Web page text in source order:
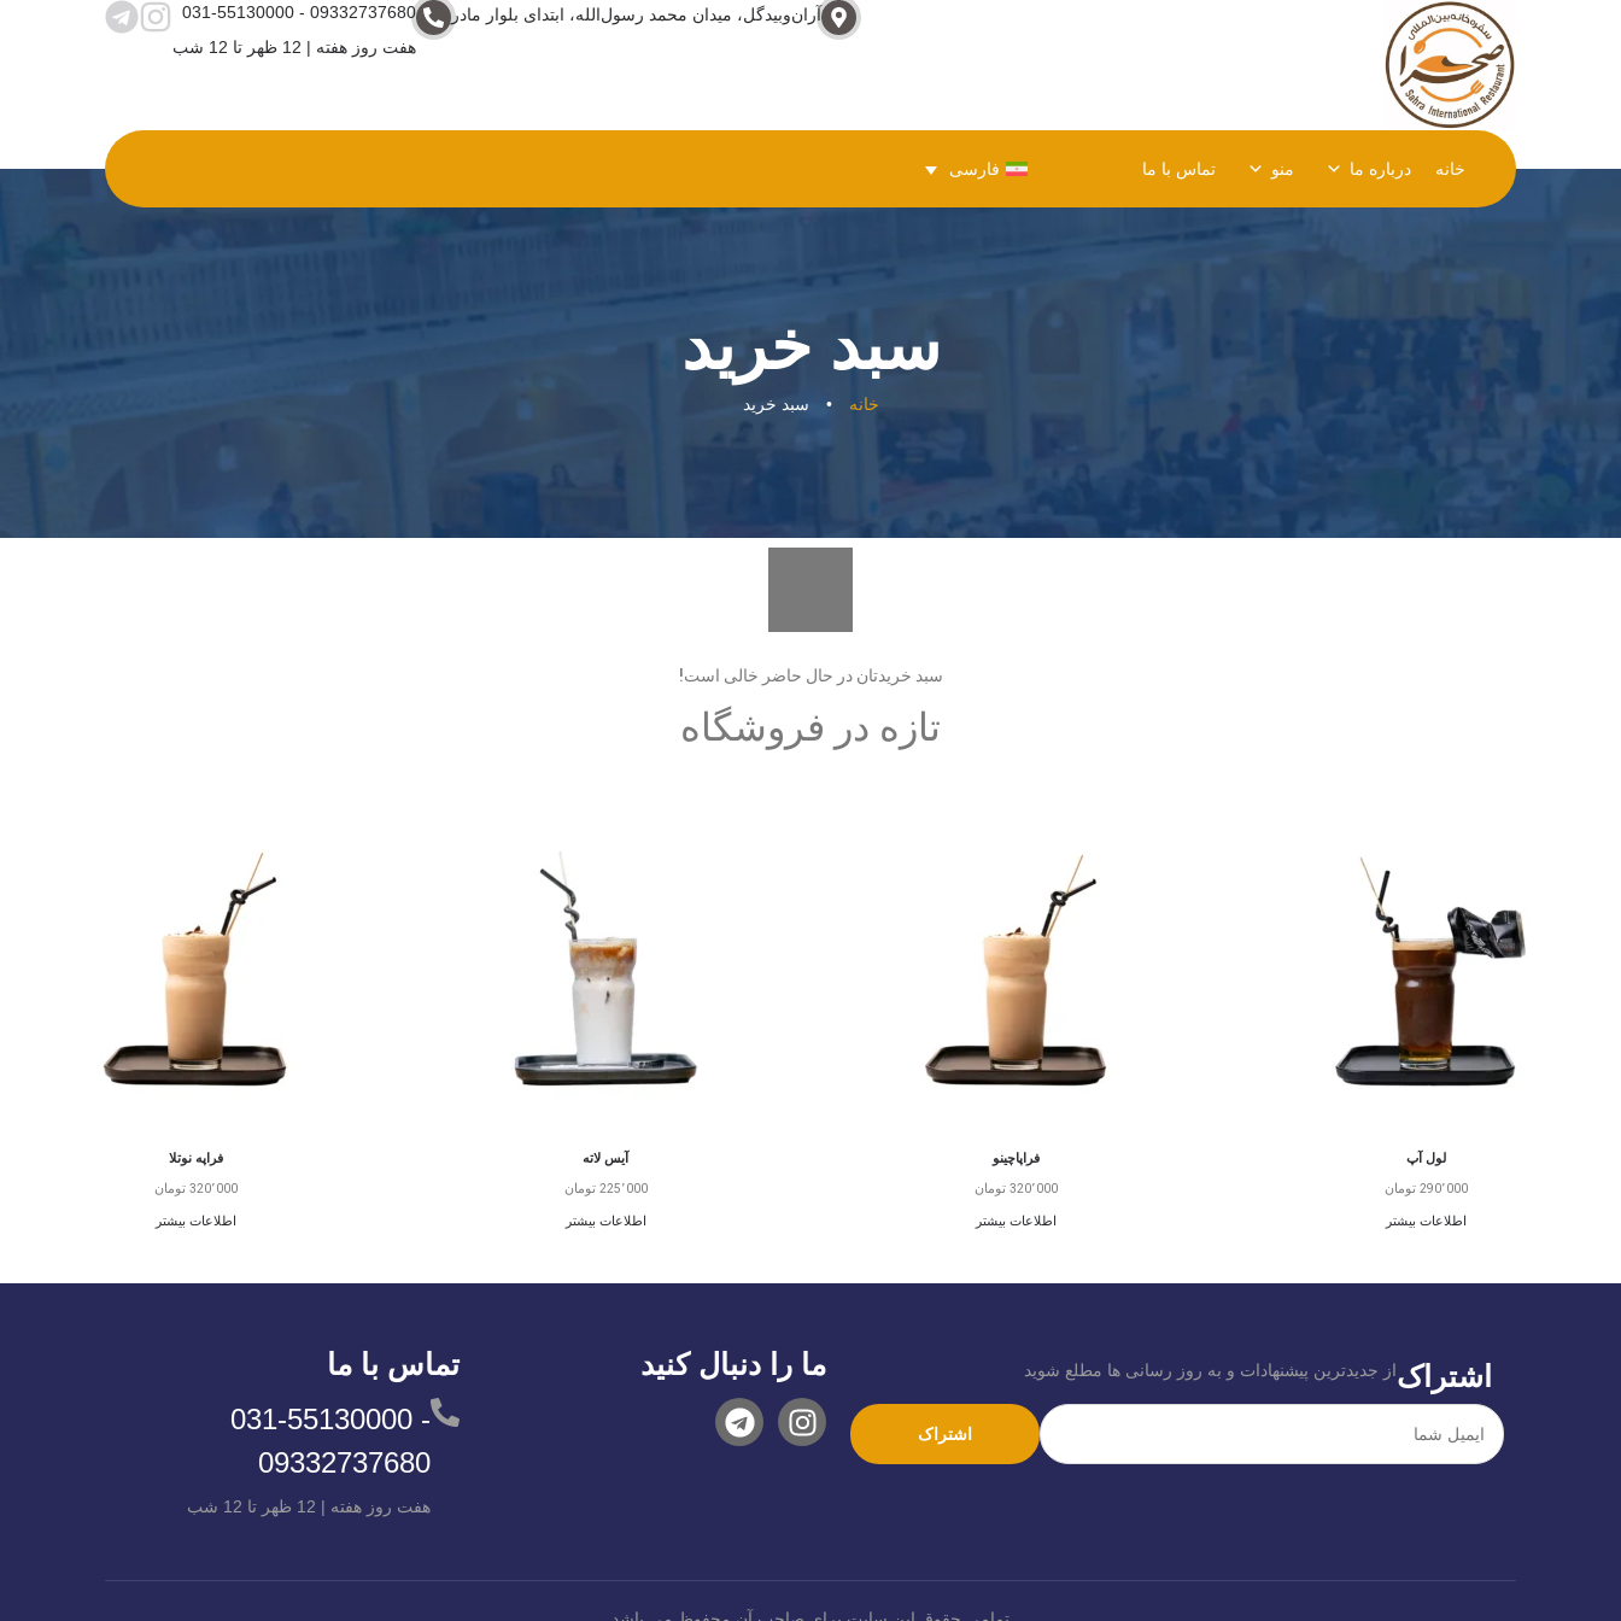
031-55130000 - 09332737680
هفت روز هفته | 12 ظهر تا 12 شب
آران‌وبيدگل، ميدان محمد رسول‌الله، ابتدای بلوار مادر
خانه درباره ما منو تماس با ما فارسی
سبد خرید
خانه • سبد خرید
سبد خریدتان در حال حاضر خالی است!
تازه در فروشگاه
لول آپ
290٬000 تومان
اطلاعات بیشتر
فراپاچینو
320٬000 تومان
اطلاعات بیشتر
آیس لاته
225٬000 تومان
اطلاعات بیشتر
فراپه نوتلا
320٬000 تومان
اطلاعات بیشتر
اشتراکاز جدیدترین پیشنهادات و به روز رسانی ها مطلع شوید ما را دنبال کنید تماس با ما
031-55130000 -
09332737680
هفت روز هفته | 12 ظهر تا 12 شب